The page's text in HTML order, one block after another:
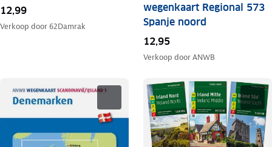
12,99
Verkoop door 62Damrak
wegenkaart Regional 573
Spanje noord
12,95
Verkoop doorANWB